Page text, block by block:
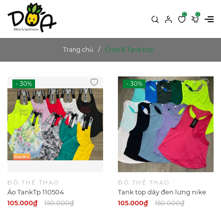
0 0
Trang chủ Crop & Tank top
ĐỒ THỂ THAO
Áo TankTp 110504
105.000₫
150.000₫
ĐỒ THỂ THAO
Tank top dây đen lưng nike
105.000₫
150.000₫